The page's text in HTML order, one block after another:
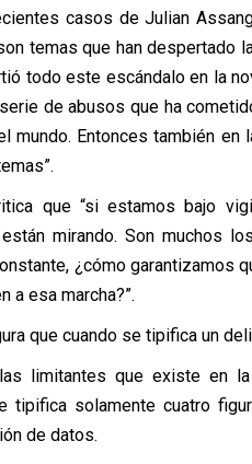
casos de Julian
temas que han
todo este escándalo en la
de abusos que ha
mundo. Entonces también
que “si estamos bajo
mirando. Son muchos
¿cómo garantizamos
a esa marcha?”.
que cuando se tipifica un
limitantes que existe en
tipifica solamente cuatro
de datos.